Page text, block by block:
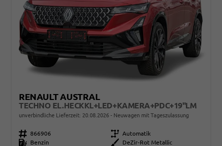
RENAULT AUSTRAL
TECHNO EL.HECKKL+LED+KAMERA+PDC+19"LM
unverbindliche Lieferzeit: 20.08.2026 Neuwagen mit Tageszulassung
Fahrzeugnr. 866906 Getriebe Automatik
Kraftstoff
Benzin Außenfarbe
DeZir-Rot Metallic